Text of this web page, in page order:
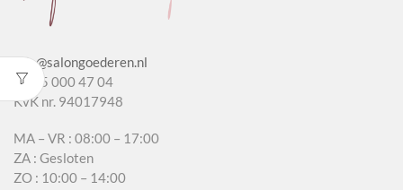
info@salongoederen.nl
T 085 000 47 04
KvK nr. 94017948
MA – VR : 08:00 – 17:00
ZA : Gesloten
ZO : 10:00 – 14:00